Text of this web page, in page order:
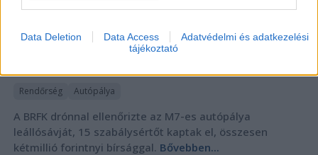
Data Deletion Data Access
Adatvédelmi és adatkezelési
tájékoztató
Drónnal vadásztak a leállósávhasználókra az
Rendőrség Autópálya
A BRFK drónnal ellenőrizte az M7-es autópálya
leállósávját, 15 szabálysértőt kaptak el, összesen
kétmillió forintnyi bírsággal. Bővebben...